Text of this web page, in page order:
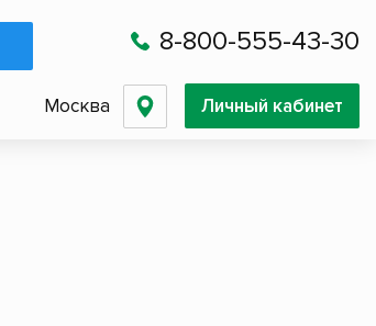
8-800-555-43-30
Москва Личный кабинет